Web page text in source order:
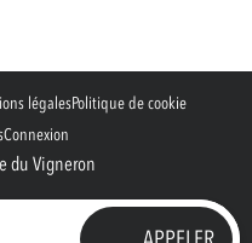
légalesPolitique de cookie
Connexion
du Vigneron